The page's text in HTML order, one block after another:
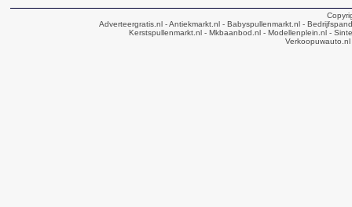
Adverteergratis.nl - Antiekmarkt.nl - Babyspullenmarkt.nl -
Kerstspullenmarkt.nl- Mkbaanbod.nl- Modellenplein.nl-
Verkoopuwauto.nl